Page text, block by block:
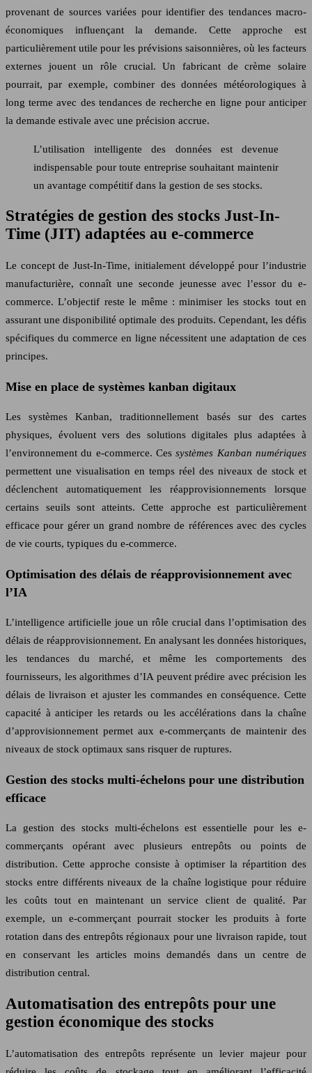
provenant de sources variées pour identifier des tendances macro-
économiques influençant la demande. Cette approche est
particulièrement utile pour les prévisions saisonnières, où les facteurs
externes jouent un rôle crucial. Un fabricant de crème solaire
pourrait, par exemple, combiner des données météorologiques à
long terme avec des tendances de recherche en ligne pour anticiper
la demande estivale avec une précision accrue.
L’utilisation intelligente des données est devenue
indispensable pour toute entreprise souhaitant maintenir
un avantage compétitif dans la gestion de ses stocks.
Stratégies de gestion des stocks Just-In-
Time (JIT) adaptées au e-commerce
Le concept de Just-In-Time, initialement développé pour l’industrie
manufacturière, connaît une seconde jeunesse avec l’essor du e-
commerce. L’objectif reste le même : minimiser les stocks tout en
assurant une disponibilité optimale des produits. Cependant, les défis
spécifiques du commerce en ligne nécessitent une adaptation de ces
principes.
Mise en place de systèmes kanban digitaux
Les systèmes Kanban, traditionnellement basés sur des cartes
physiques, évoluent vers des solutions digitales plus adaptées à
l’environnement du e-commerce. Cessystèmes Kanban numériques
permettent une visualisation en temps réel des niveaux de stock et
déclenchent automatiquement les réapprovisionnements lorsque
certains seuils sont atteints. Cette approche est particulièrement
efficace pour gérer un grand nombre de références avec des cycles
de vie courts, typiques du e-commerce.
Optimisation des délais de réapprovisionnement avec
l’IA
L’intelligence artificielle joue un rôle crucial dans l’optimisation des
délais de réapprovisionnement. En analysant les données historiques,
les tendances du marché, et même les comportements des
fournisseurs, les algorithmes d’IA peuvent prédire avec précision les
délais de livraison et ajuster les commandes en conséquence. Cette
capacité à anticiper les retards ou les accélérations dans la chaîne
d’approvisionnement permet aux e-commerçants de maintenir des
niveaux de stock optimaux sans risquer de ruptures.
Gestion des stocks multi-échelons pour une distribution
efficace
La gestion des stocks multi-échelons est essentielle pour les e-
commerçants opérant avec plusieurs entrepôts ou points de
distribution. Cette approche consiste à optimiser la répartition des
stocks entre différents niveaux de la chaîne logistique pour réduire
les coûts tout en maintenant un service client de qualité. Par
exemple, un e-commerçant pourrait stocker les produits à forte
rotation dans des entrepôts régionaux pour une livraison rapide, tout
en conservant les articles moins demandés dans un centre de
distribution central.
Automatisation des entrepôts pour une
gestion économique des stocks
L’automatisation des entrepôts représente un levier majeur pour